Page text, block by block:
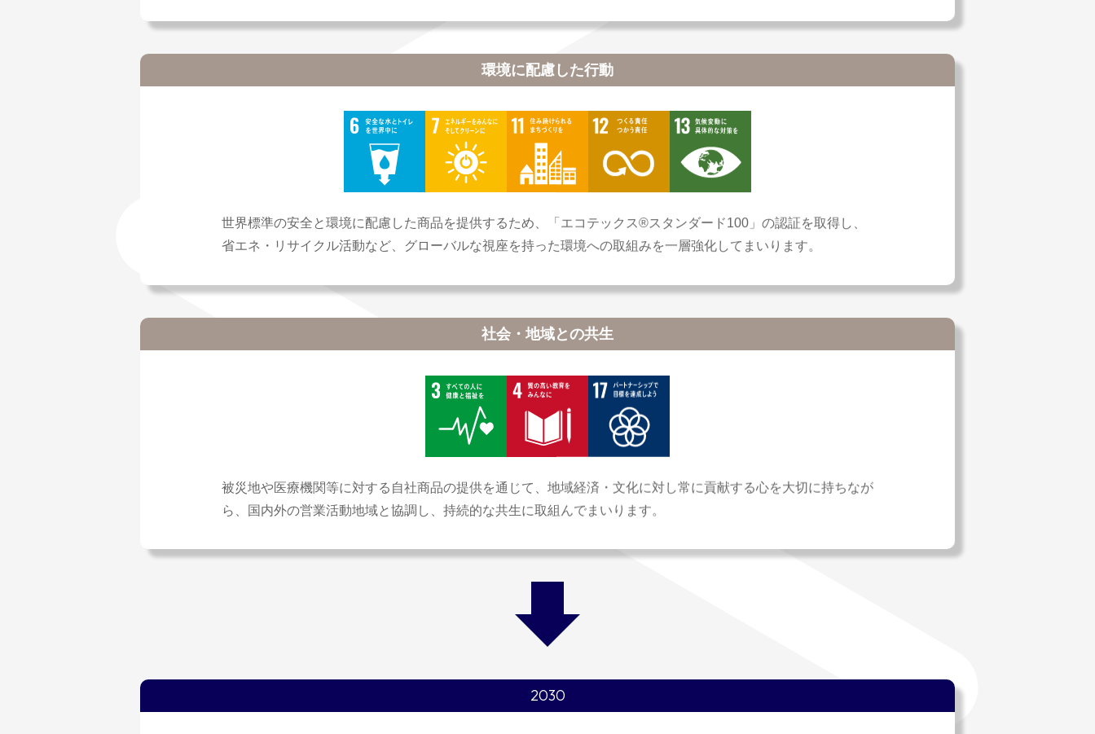
環境に配慮した行動
世界標準の安全と環境に配慮した商品を提供するため、「エコテックス®スタンダード100」の認証を取得し、
省エネ・リサイクル活動など、グローバルな視座を持った環境への取組みを一層強化してまいります。
社会・地域との共生
被災地や医療機関等に対する自社商品の提供を通じて、地域経済・文化に対し常に貢献する心を大切に持ちなが
ら、国内外の営業活動地域と協調し、持続的な共生に取組んでまいります。
2030